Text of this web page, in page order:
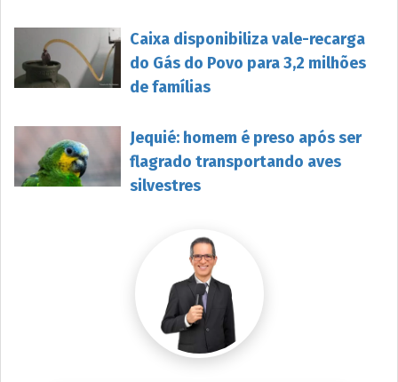
Caixa disponibiliza vale-recarga
do Gás do Povo para 3,2 milhões
de famílias
Jequié: homem é preso após ser
flagrado transportando aves
silvestres